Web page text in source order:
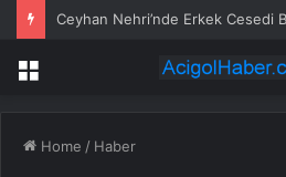
Ceyhan Nehri’nde Erkek Cesedi
Menu
Home / Haber